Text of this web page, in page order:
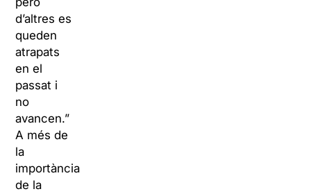
d’altres es
queden
atrapats
en el
passat i
no
avancen.”
A més de
la
importància
de la